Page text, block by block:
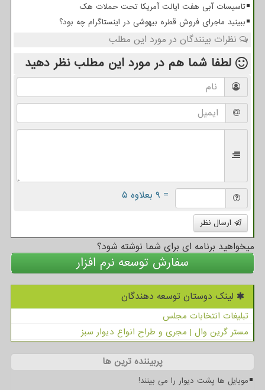
تاسیسات آبی هفت ایالت آمریکا تحت حملات هک
ببینید ماجرای فروش قطره بیهوشی در اینستاگرام چه بود؟
نظرات بینندگان در مورد این مطلب
لطفا شما هم در مورد این مطلب نظر دهید
= ۹ بعلاوه ۵
ارسال نظر
میخواهید برنامه ای برای شما نوشته شود؟
سفارش توسعه نرم افزار
لینک دوستان توسعه دهندگان
تبلیغات انتخابات مجلس
مستر گرین وال | مجری و طراح انواع دیوار سبز
پربیننده ترین ها
موبایل ها پشت دیوار را می بینند!